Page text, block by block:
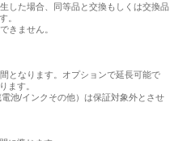
した場合、同等品と交換もしくは交換品
。
きません。
となります。オプションで延長可能で
ます。
池/インクその他）は保証対象外とさせ